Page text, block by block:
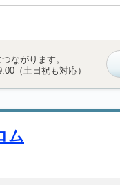
ながります。
（土日祝も対応）
ム